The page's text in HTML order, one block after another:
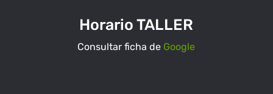
Horario TALLER
Consultar ficha de Google